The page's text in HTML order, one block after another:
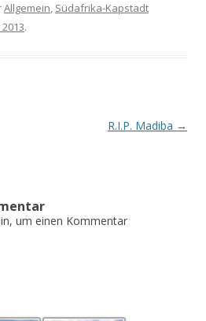
Allgemein, Südafrika-Kapstadt
.
R.I.P. Madiba →
um einen Kommentar